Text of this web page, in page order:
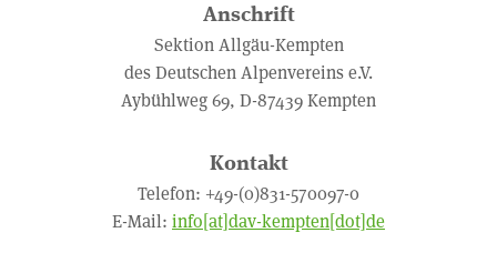
Anschrift
Sektion Allgäu-Kempten
des Deutschen Alpenvereins e.V.
Aybühlweg 69, D-87439 Kempten
Kontakt
Telefon: +49-(0)831-570097-0
E-Mail: info[at]dav-kempten[dot]de